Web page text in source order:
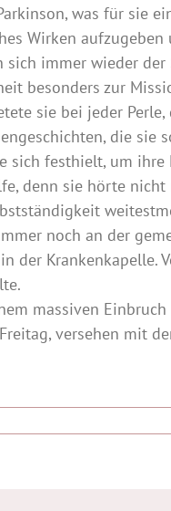
was für sie
Wirken
immer wieder
besonders zur
sie bei jeder
die sie
sich festhielt, um
denn sie hörte
noch an der
der Krankenkapelle.
massiven
versehen mit